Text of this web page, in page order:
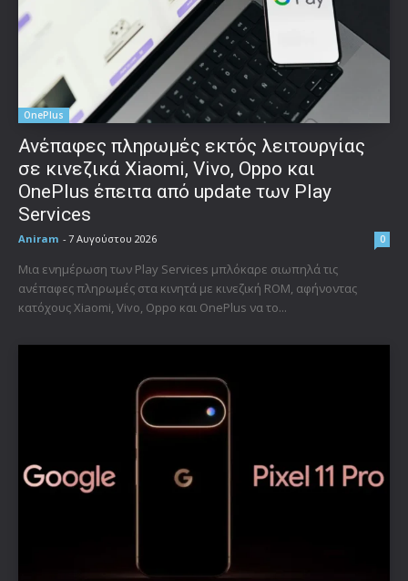
OnePlus
Ανέπαφες πληρωμές εκτός λειτουργίας
σε κινεζικά Xiaomi, Vivo, Oppo και
OnePlus έπειτα από update των Play
Services
Aniram - 7 Αυγούστου 2026 0
Μια ενημέρωση των Play Services μπλόκαρε σιωπηλά τις
ανέπαφες πληρωμές στα κινητά με κινεζική ROM, αφήνοντας
κατόχους Xiaomi, Vivo, Oppo και OnePlus να το...